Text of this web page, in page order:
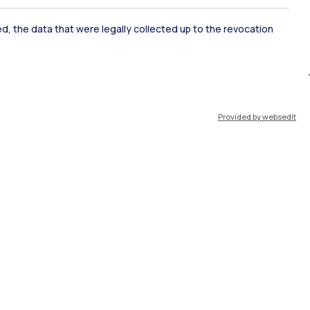
the data that were legally collected up to the revocation
Provided by websedit